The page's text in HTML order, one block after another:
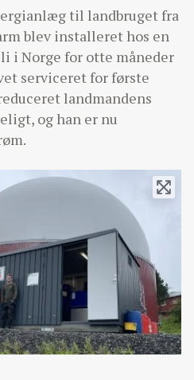
til landbruget fra
blev installeret hos en
i Norge for otte måneder
serviceret for første
landmandens
og han er nu